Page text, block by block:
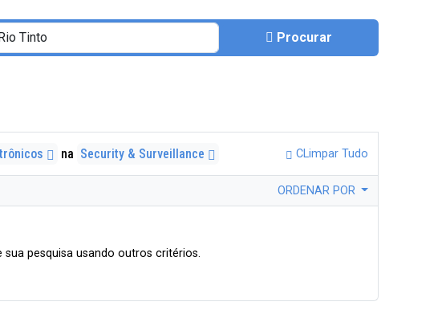
Procurar
na Security & Surveillance CLimpar Tudo
ORDENAR POR
sua pesquisa usando outros critérios.